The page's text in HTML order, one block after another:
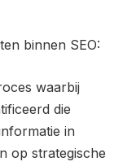
binnen SEO:
waarbij
die
in
op strategische